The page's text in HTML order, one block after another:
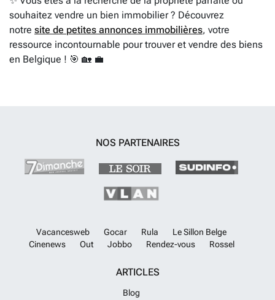
souhaitez vendre un bien immobilier ? Découvrez
notre site de petites annonces immobilières, votre
ressource incontournable pour trouver et vendre des biens
en Belgique ! 🎯 🏡 💼
NOS PARTENAIRES
Vacancesweb Gocar Rula
Le Sillon Belge
Cinenews
Out Jobbo Rendez-vous Rossel
ARTICLES
Blog